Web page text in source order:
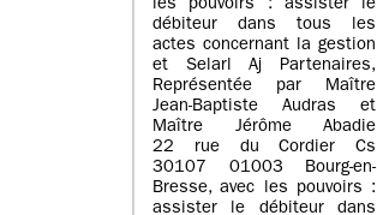
les pouvoirs : assister le
débiteur dans tous les
actes concernant la gestion
et Selarl Aj Partenaires,
Représentée par Maître
Jean-Baptiste Audras et
Maître Jérôme Abadie
22 rue du Cordier Cs
30107 01003 Bourg-en-
Bresse, avec les pouvoirs :
assister le débiteur dans